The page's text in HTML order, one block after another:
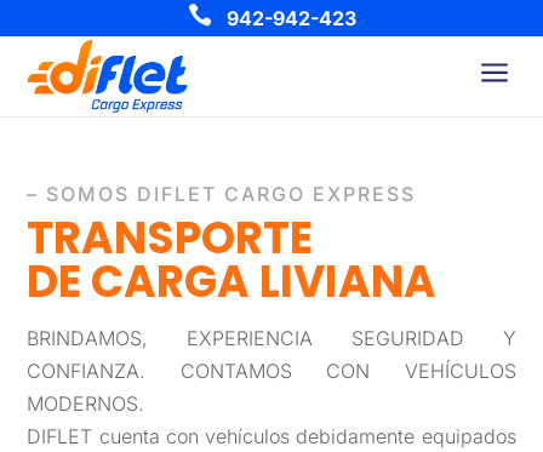
 942-942-423
a
– SOMOS DIFLET CARGO EXPRESS
TRANSPORTE
DECARGA LIVIANA
BRINDAMOS, EXPERIENCIA SEGURIDAD Y
CONFIANZA. CONTAMOS CON VEHÍCULOS
MODERNOS.
DIFLET cuenta con vehículos debidamente equipados